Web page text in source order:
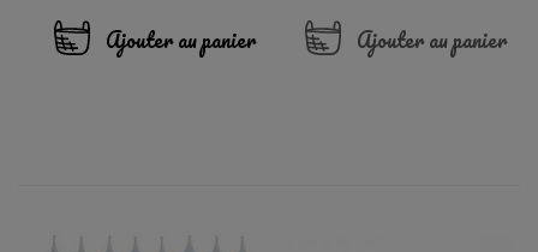
Ajouter au panier Ajouter au panier